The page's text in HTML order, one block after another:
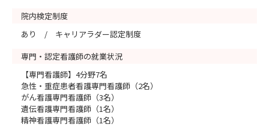
院内検定制度
あり / キャリアラダー認定制度
専門・認定看護師の就業状況
【専門看護師】4分野7名
急性・重症患者看護専門看護師（2名）
がん看護専門看護師（3名）
遺伝看護専門看護師（1名）
精神看護専門看護師（1名）